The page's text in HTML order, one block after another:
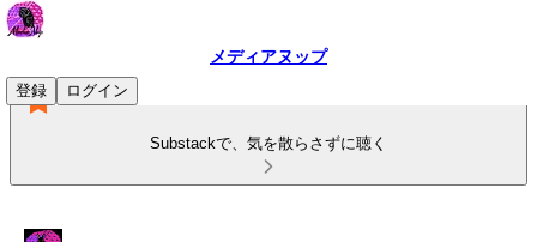
メディアヌップ
登録
ログイン
Substackで、気を散らさずに聴く